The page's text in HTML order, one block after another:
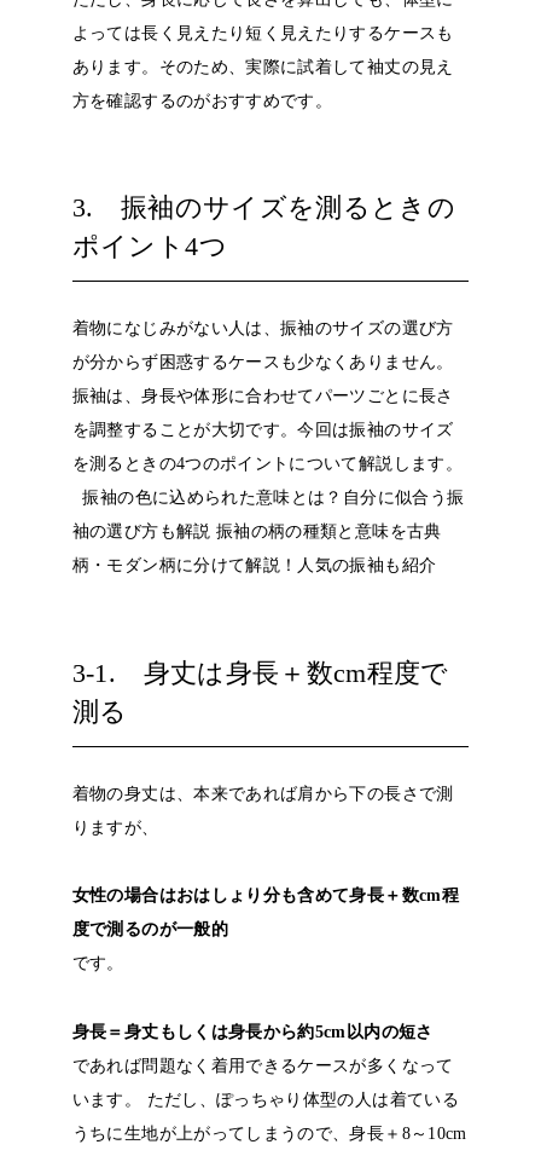
よっては長く見えたり短く見えたりするケースも
あります。そのため、実際に試着して袖丈の見え
方を確認するのがおすすめです。
3. 振袖のサイズを測るときの
ポイント4つ
着物になじみがない人は、振袖のサイズの選び方
が分からず困惑するケースも少なくありません。
振袖は、身長や体形に合わせてパーツごとに長さ
を調整することが大切です。今回は振袖のサイズ
を測るときの4つのポイントについて解説します。
振袖の色に込められた意味とは？自分に似合う振
袖の選び方も解説 振袖の柄の種類と意味を古典
柄・モダン柄に分けて解説！人気の振袖も紹介
3-1. 身丈は身長＋数cm程度で
測る
着物の身丈は、本来であれば肩から下の長さで測
りますが、
女性の場合はおはしょり分も含めて身長＋数cm程
度で測るのが一般的
です。
身長＝身丈もしくは身長から約5cm以内の短さ
であれば問題なく着用できるケースが多くなって
います。
ただし、ぽっちゃり体型の人は着ている
うちに生地が上がってしまうので、身長＋8～10cm